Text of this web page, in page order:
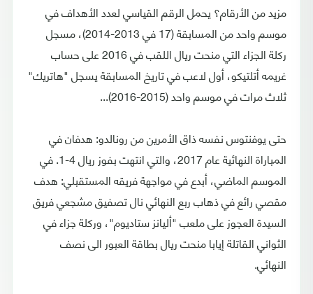
مزيد من الأرقام؟ يحمل الرقم القياسي لعدد الأهداف في
موسم واحد من المسابقة (17 في 2013-2014)، مسجل
ركلة الجزاء التي منحت ريال اللقب في 2016 على حساب
غريمه أتلتيكو، أول لاعب في تاريخ المسابقة يسجل "هاتريك"
ثلاث مرات في موسم واحد (2015-2016)...
حتى يوفنتوس نفسه ذاق الأمرين من رونالدو: هدفان في
المباراة النهائية عام 2017، والتي انتهت بفوز ريال 4-1. في
الموسم الماضي، أبدع في مواجهة فريقه المستقبلي: هدف
مقصي رائع في ذهاب ربع النهائي نال تصفيق مشجعي فريق
السيدة العجوز على ملعب "أليانز ستاديوم"، وركلة جزاء في
الثواني القاتلة إيابا منحت ريال بطاقة العبور الى نصف
النهائي.